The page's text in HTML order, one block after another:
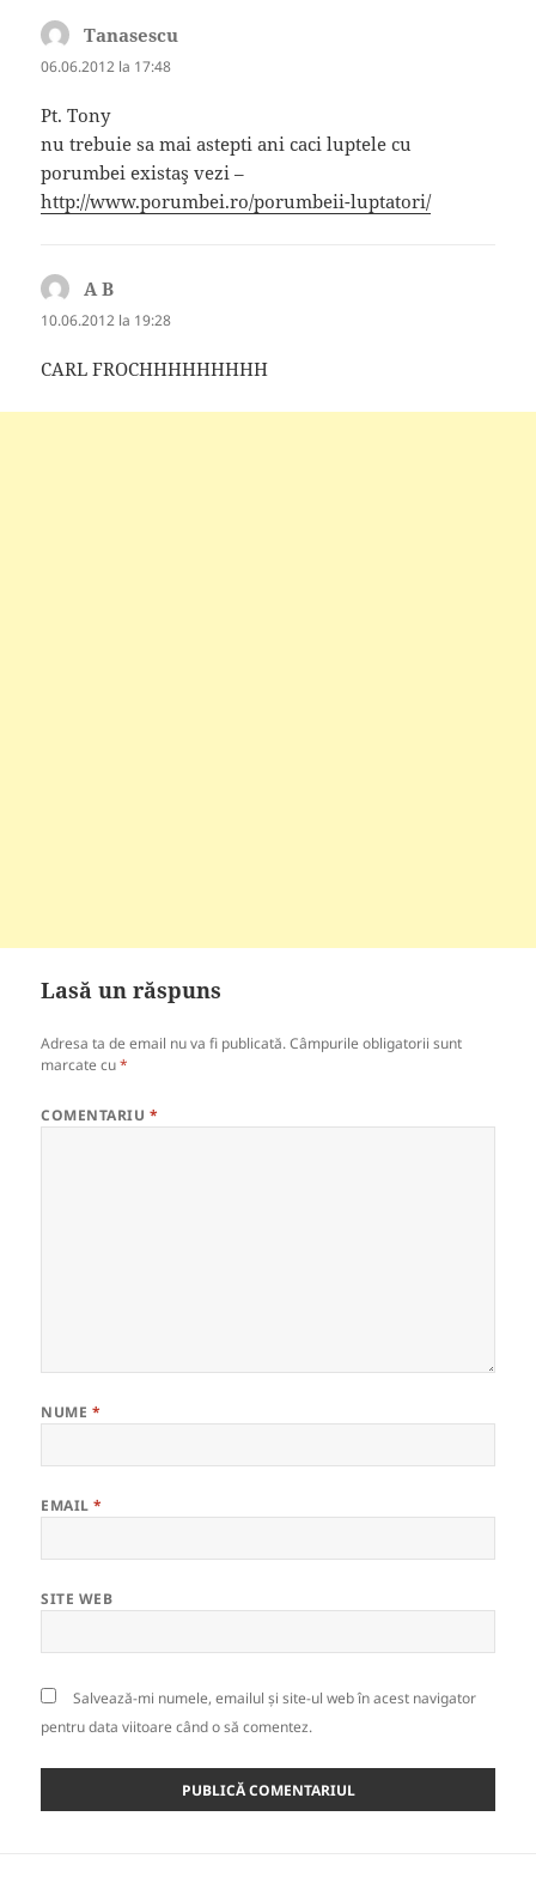
Tanasescu
06.06.2012 la 17:48
Pt. Tony
nu trebuie sa mai astepti ani caci luptele cu
porumbei existaş vezi –
http://www.porumbei.ro/porumbeii-luptatori/
A B
10.06.2012 la 19:28
CARL FROCHHHHHHHHH
Lasă un răspuns
Adresa ta de email nu va fi publicată. Câmpurile obligatorii sunt
marcate cu*
COMENTARIU *
NUME *
EMAIL*
SITE WEB
Salvează-mi numele, emailul și site-ul web în acest navigator
pentru data viitoare când o să comentez.